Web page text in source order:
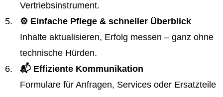
Vertriebsinstrument.
⚙️ Einfache Pflege & schneller Überblick
Inhalte aktualisieren, Erfolg messen – ganz ohne
technische Hürden.
📬 Effiziente Kommunikation
Formulare für Anfragen, Services oder Ersatzteile